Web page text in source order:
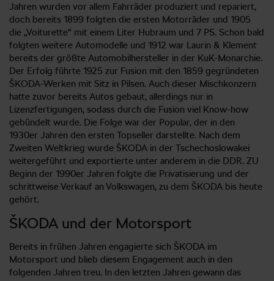
Jahren wurden vor allem Fahrräder produziert und repariert,
doch bereits 1899 folgten die ersten Motorräder und 1905
die „Voiturette“ mit einem Liter Hubraum und 7 PS. Schon bald
folgten weitere Automodelle und 1912 war Laurin & Klement
bereits der größte Automobilhersteller in der KuK-Monarchie.
Der Erfolg führte 1925 zur Fusion mit den 1859 gegründeten
ŠKODA-Werken mit Sitz in Pilsen. Auch dieser Mischkonzern
hatte zuvor bereits Autos gebaut, allerdings nur in
Lizenzfertigungen, sodass durch die Fusion viel Know-how
gebündelt wurde. Die Folge war der Popular, der in den
1930er Jahren den ersten Topseller darstellte. Nach dem
Zweiten Weltkrieg wurde ŠKODA in der Tschechoslowakei
weitergeführt und exportierte unter anderem in die DDR. ZU
Beginn der 1990er Jahren folgte die Privatisierung und der
schrittweise Verkauf an Volkswagen, zu dem ŠKODA bis heute
gehört.
ŠKODA und der Motorsport
Bereits in frühen Jahren engagierte sich ŠKODA im
Motorsport und blieb diesem Engagement auch in den
folgenden Jahren treu. In den letzten Jahren gewann das